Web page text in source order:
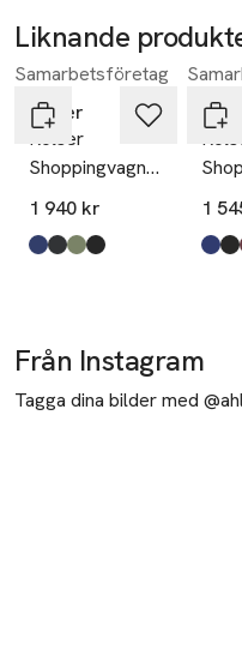
Liknande
Hoppa över bildspelet
Samarbetsföretag
Rolser
Rolser
Shoppingvagn
2lrsg Mf
1 940 kr
Produkten finns i
blå,
stålgrå,
kakigrön,
svart,
2l
1
blå,
svart
Från Instagram
Tagga dina bilder med